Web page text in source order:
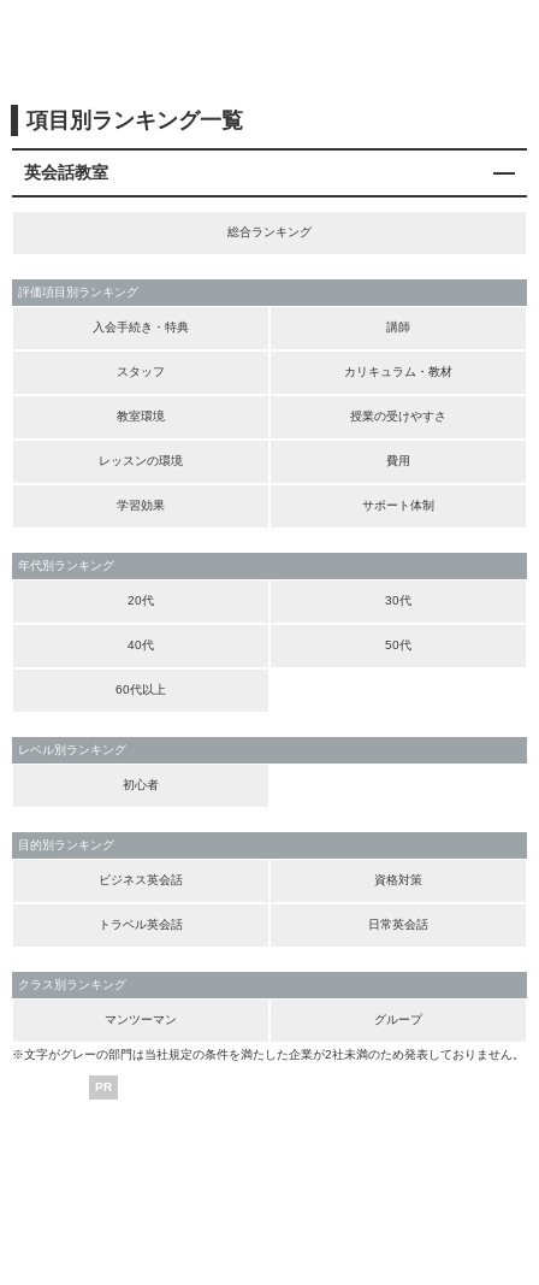
項目別ランキング一覧
英会話教室
総合ランキング
評価項目別ランキング
入会手続き・特典 講師
スタッフ カリキュラム・教材
教室環境 授業の受けやすさ
レッスンの環境 費用
学習効果 サポート体制
年代別ランキング
20代 30代
40代 50代
60代以上
レベル別ランキング
初心者
目的別ランキング
ビジネス英会話 資格対策
トラベル英会話 日常英会話
クラス別ランキング
マンツーマン グループ
※文字がグレーの部門は当社規定の条件を満たした企業が2社未満のため発表しておりません。
PR